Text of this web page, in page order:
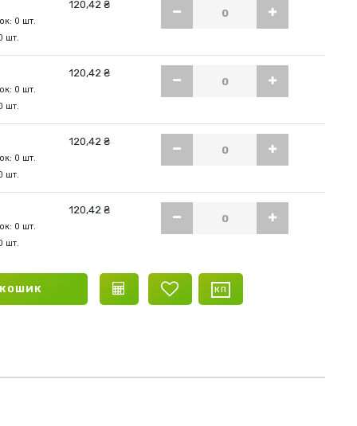
0 шт.
шт.
120,42 ₴
0 шт.
шт.
120,42 ₴
0 шт.
шт.
120,42 ₴
0 шт.
шт.
120,42 ₴